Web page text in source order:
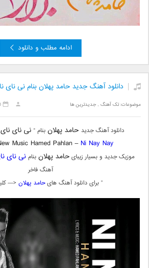
ادامه مطلب و دانلود
دانلود آهنگ جدید حامد پهلان بنام نى ناى
موضوعات:تک آهنگ ,جدیدترین ها
دانلود آهنگ جدید حامد پهلانبنام “ نى ناى ناى
Music Hamed Pahlan – Ni Nay Nay
موزیک جدید و بسیار زیبایحامد پهلانبنام نى ناى
آهنگ فاخر
” برای دانلود آهنگ هایحامد پهلان <—